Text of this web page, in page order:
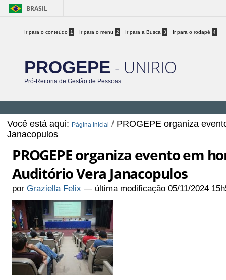
BRASIL
Ir para o conteúdo 1 Ir para o menu 2 Ir para a Busca 3 Ir para o rodapé 4
PROGEPE - UNIRIO
Pró-Reitoria de Gestão de Pessoas
Você está aqui: Página Inicial / PROGEPE organiza
Janacopulos
PROGEPE organiza evento em
Auditório Vera Janacopulos
porGraziella Felix — última modificação 05/11/2024